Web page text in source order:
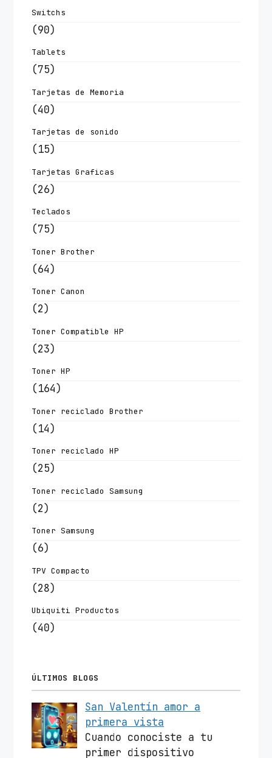
Switchs
(90)
Tablets
(75)
Tarjetas de Memoria
(40)
Tarjetas de sonido
(15)
Tarjetas Graficas
(26)
Teclados
(75)
Toner Brother
(64)
Toner Canon
(2)
Toner Compatible HP
(23)
Toner HP
(164)
Toner reciclado Brother
(14)
Toner reciclado HP
(25)
Toner reciclado Samsung
(2)
Toner Samsung
(6)
TPV Compacto
(28)
Ubiquiti Productos
(40)
ÚLTIMOS BLOGS
San Valentín amor a
primera vista
Cuando conociste a tu
primer dispositivo